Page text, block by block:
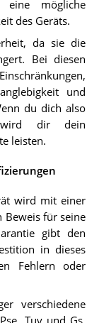
eine mögliche
des Geräts.
da sie die
Bei diesen
und
du dich also
wird dir dein
leisten.
wird mit einer
Beweis für seine
gibt den
in dieses
Fehlern oder
verschiedene